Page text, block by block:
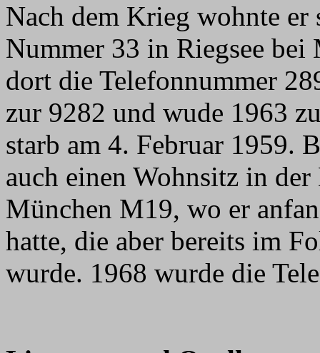
Nach dem Krieg wohnte er
Nummer 33 in Riegsee bei
dort die Telefonnummer
zur 9282 und wude 1963
starb am 4. Februar 1959.
auch einen Wohnsitz in
München M19, wo er
hatte, die aber bereits im
wurde. 1968 wurde die